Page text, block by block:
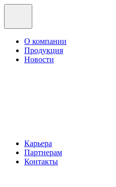
О компании
Продукция
Новости
Карьера
Партнерам
Контакты